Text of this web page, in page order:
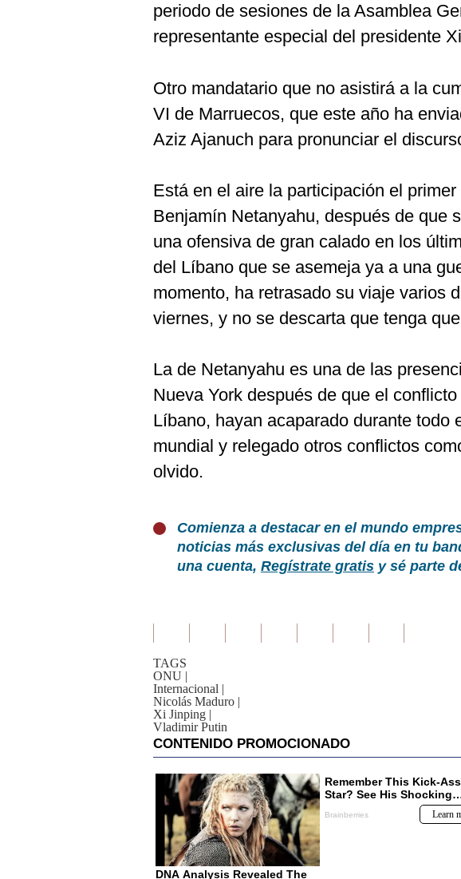
periodo de sesiones de la Asamblea
representante especial del presidente
Otro mandatario que no asistirá a la
VI de Marruecos, que este año ha
Aziz Ajanuch para pronunciar el
Está en el aire la participación el
Benjamín Netanyahu, después de que
una ofensiva de gran calado en los
del Líbano que se asemeja ya a una
momento, ha retrasado su viaje varios
viernes, y no se descarta que tenga
La de Netanyahu es una de las
Nueva York después de que el
Líbano, hayan acaparado durante todo
mundial y relegado otros conflictos
olvido.
Comienza a destacar en el mundo
noticias más exclusivas del día en tu
una cuenta, Regístrate gratis y sé parte
TAGS
ONU |
Internacional |
Nicolás Maduro |
Xi Jinping |
Vladimir Putin